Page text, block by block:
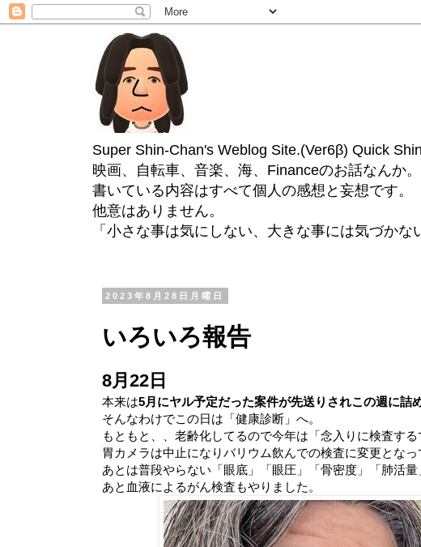
Super Shin-Chan's Weblog Site.(Ver6β) Quick
映画、自転車、音楽、海、Financeのお話なんか。
書いている内容はすべて個人の感想と妄想です。
他意はありません。
「小さな事は気にしない、大きな事には気づかな
2023年8月28日月曜日
いろいろ報告
8月22日
本来は5月にヤル予定だった案件が先送りされこの週に詰
そんなわけでこの日は「健康診断」へ。
もともと、、老齢化してるので今年は「念入りに検査する
胃カメラは中止になりバリウム飲んでの検査に変更となっ
あとは普段やらない「眼底」「眼圧」「骨密度」「肺活
あと血液によるがん検査もやりました。